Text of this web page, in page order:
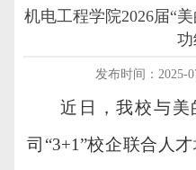
机电工程学院2026届“
发布时间：2025-
近日，我校与美
司 “3+1”校企联合人